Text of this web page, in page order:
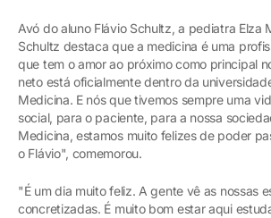
Avó do aluno Flávio Schultz, a pediatra Elza
Schultz destaca que a medicina é uma
que tem o amor ao próximo como principal
neto está oficialmente dentro da
Medicina. E nós que tivemos sempre uma
social, para o paciente, para a nossa
Medicina, estamos muito felizes de poder
o Flávio", comemorou.
"É um dia muito feliz. A gente vê as nossas
concretizadas. É muito bom estar aqui